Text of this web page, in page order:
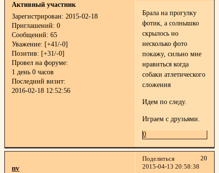
Активный участник
Зарегистрирован: 2015-02-18
Приглашений: 0
Сообщений: 65
Уважение: [+41/-0]
Позитив: [+31/-0]
Провел на форуме:
1 день 0 часов
Последний визит:
2016-02-18 12:52:56
Брала на прогулку
фотик, а солнышко
скрылось но
несколько фото
покажу, сильно мне
нравиться когда
собаки атлетического
сложения
Идем по следу.
Играем с друзьями.
0
Поделиться
20
2015-04-13 20:58:38
nv